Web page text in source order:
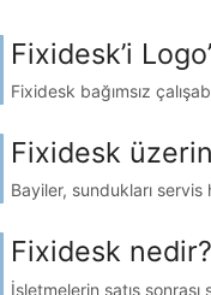
Fixidesk’i
Fixidesk bağımsız
Fixidesk
Bayiler, sundukları
Fixidesk nedir?
İşletmelerin satış